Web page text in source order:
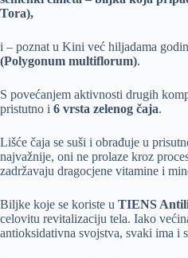
Tora),
i – poznat u Kini već hiljadama
(Polygonum multiflorum).
S povećanjem aktivnosti drugih
pristutno i 6 vrsta zelenog čaja.
Lišće čaja se suši i obrađuje u
najvažnije, oni ne prolaze kroz
zadržavaju dragocjene vitamine i
Biljke koje se koriste u TIENS
celovitu revitalizaciju tela. Iako
antioksidativna svojstva, svaki ima i